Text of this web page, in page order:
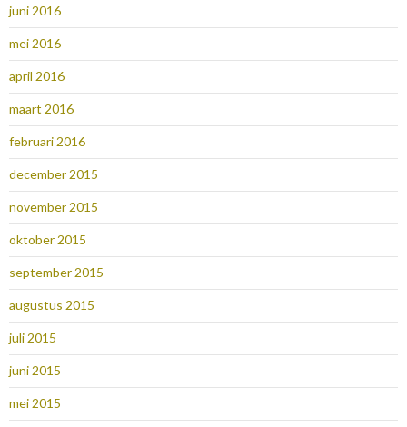
juni 2016
mei 2016
april 2016
maart 2016
februari 2016
december 2015
november 2015
oktober 2015
september 2015
augustus 2015
juli 2015
juni 2015
mei 2015